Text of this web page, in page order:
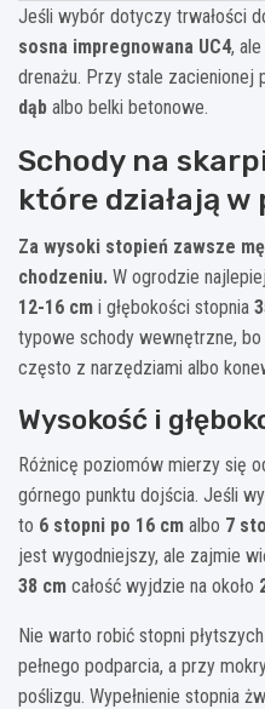
Jeśli wybór dotyczy trwałości
sosna impregnowana UC4,
drenażu. Przy stale zacienionej
dąb albo belki betonowe.
Schody na
które działają
Za wysoki stopień zawsze
chodzeniu. W ogrodzie
12-16 cm i głębokości stopnia
typowe schody wewnętrzne,
często z narzędziami albo
Wysokość i
Różnicę poziomów mierzy się
górnego punktu dojścia. Jeśli
to 6 stopni po 16 cm albo 7
jest wygodniejszy, ale zajmie
38 cm całość wyjdzie na około
Nie warto robić stopni
pełnego podparcia, a przy
poślizgu. Wypełnienie stopnia